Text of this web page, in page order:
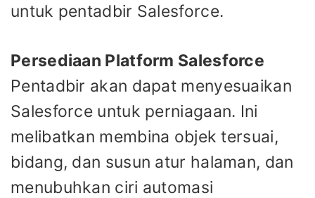
untuk pentadbir Salesforce.
Persediaan Platform Salesforce
Pentadbir akan dapat menyesuaikan
Salesforce untuk perniagaan. Ini
melibatkan membina objek tersuai,
bidang, dan susun atur halaman, dan
menubuhkan ciri automasi